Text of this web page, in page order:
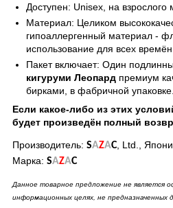
Доступен: Unisex, на взрослого
Материал: Целиком
гипоаллергенный материал -
использование для всех времён
Пакет включает: Один
кигуруми Леопард премиум
бирками, в фабричной упаковке.
Если какое-либо из этих
будет произведён полный
Производитель: SAZAC, Ltd.,
Марка: SAZAC
Данное товарное предложение не является
информационных целях, не предназначенных